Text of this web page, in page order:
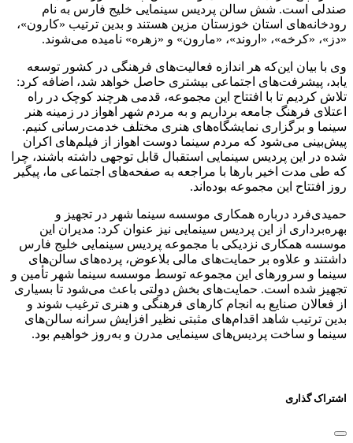
صندلی است. شش سالن پردیس سینمایی خلیج فارس به نام
رودخانه‌های استان خوزستان مزین هستند و بدین ترتیب «کارون»،
«دز»، «کرخه»، «اروند»، «مارون» و «زهره» نامیده می‌شوند.
وی با بیان این‌که هر اندازه فعالیت‌های فرهنگی در کشور توسعه
یابد، پیشرفت‌های اجتماعی بیشتری حاصل خواهد شد، اضافه کرد:
تلاش کردیم تا با افتتاح این مجموعه، قدمی هرچند کوچک در راه
اعتلای فرهنگ جامعه برداریم و به مردم شهر اهواز در زمینه هنر
سینما و برگزاری نمایشگاه‌های هنری مختلف خدمت‌رسانی کنیم.
پیش‌بینی می‌شود که مردم سینما دوست اهواز از فیلم‌های اکران
شده در این پردیس سینمایی استقبال قابل توجهی داشته‌ باشند، چرا
که طی مدت اخیر بارها با مراجعه به صفحه‌های اجتماعی ما، پیگیر
روز افتتاح این مجموعه بوده‌اند.
حمیدی‌فرد درباره همکاری موسسه سینما ‌شهر در تجهیز و
بهره‌برداری از این پردیس سینمایی نیز عنوان کرد: مدیران این
موسسه همکاری نزدیکی با مجموعه پردیس سینمایی خلیج فارس
داشتند و علاوه بر حمایت‌های مالی بلاعوض، پرده‌های سالن‌های
سینما و سرورهای این مجموعه توسط موسسه سینما شهر تأمین و
تجهیز شده است. حمایت‌های بخش دولتی باعث می‌شود تا بسیاری
از فعالان صنایع به انجام کارهای فرهنگی و هنری ترغیب شوند و
بدین ترتیب شاهد اقدام‌های مثبتی نظیر افزایش سرانه سالن‌های
سینما و ساخت پردیس‌های سینمایی مدرن و به‌روز خواهیم بود.
اشتراک گذاری